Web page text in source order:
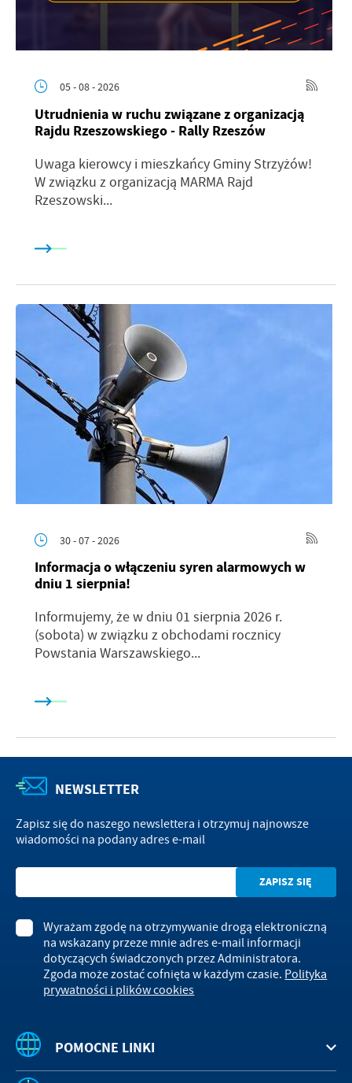
05 - 08 - 2026
Utrudnienia w ruchu związane z organizacją
Rajdu Rzeszowskiego - Rally Rzeszów
Uwaga kierowcy i mieszkańcy Gminy Strzyżów!
W związku z organizacją MARMA Rajd
Rzeszowski...
30 - 07 - 2026
Informacja o włączeniu syren alarmowych w
dniu 1 sierpnia!
Informujemy, że w dniu 01 sierpnia 2026 r.
(sobota) w związku z obchodami rocznicy
Powstania Warszawskiego...
POMOCNE LINKI
NEWSLETTER
Zapisz się do naszego newslettera i otrzymuj najnowsze
wiadomości na podany adres e-mail
Wyrażam zgodę na otrzymywanie drogą elektroniczną
na wskazany przeze mnie adres e-mail informacji
dotyczących świadczonych przez Administratora.
Zgoda może zostać cofnięta w każdym czasie. Polityka
prywatności i plików cookies